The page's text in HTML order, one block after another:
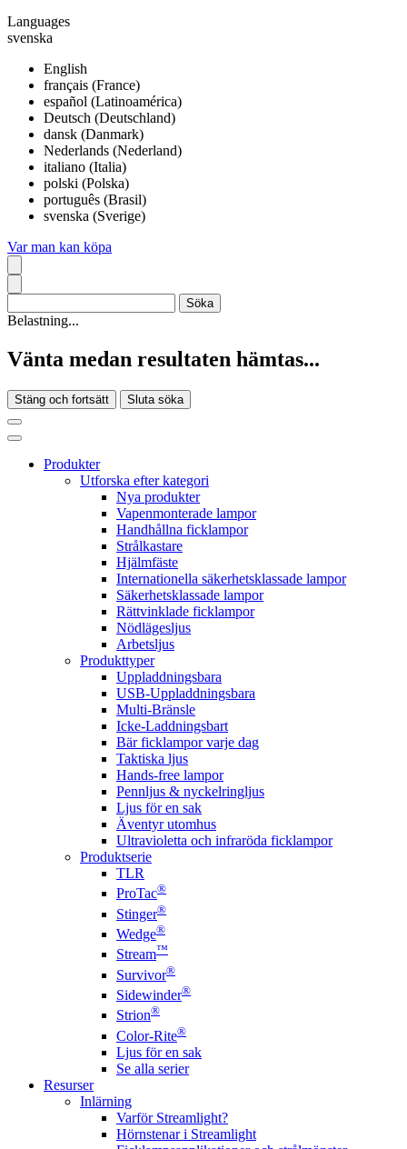
Languages
svenska
English
français (France)
español (Latinoamérica)
Deutsch (Deutschland)
dansk (Danmark)
Nederlands (Nederland)
italiano (Italia)
polski (Polska)
português (Brasil)
svenska (Sverige)
Var man kan köpa
Belastning...
Vänta medan resultaten hämtas...
Stäng och fortsätt Sluta söka
Produkter
Utforska efter kategori
Nya produkter
Vapenmonterade lampor
Handhållna ficklampor
Strålkastare
Hjälmfäste
Internationella säkerhetsklassade lampor
Säkerhetsklassade lampor
Rättvinklade ficklampor
Nödlägesljus
Arbetsljus
Produkttyper
Uppladdningsbara
USB-Uppladdningsbara
Multi-Bränsle
Icke-Laddningsbart
Bär ficklampor varje dag
Taktiska ljus
Hands-free lampor
Pennljus & nyckelringljus
Ljus för en sak
Äventyr utomhus
Ultravioletta och infraröda ficklampor
Produktserie
TLR
ProTac®
Stinger®
Wedge®
Stream™
Survivor®
Sidewinder®
Strion®
Color-Rite®
Ljus för en sak
Se alla serier
Resurser
Inlärning
Varför Streamlight?
Hörnstenar i Streamlight